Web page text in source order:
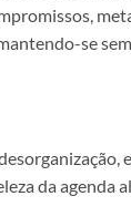
se
da agenda